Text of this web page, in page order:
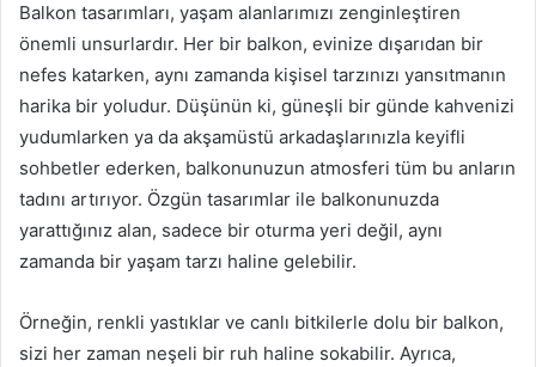
Balkon tasarımları, yaşam alanlarımızı zenginleştiren
önemli unsurlardır. Her bir balkon, evinize dışarıdan bir
nefes katarken, aynı zamanda kişisel tarzınızı yansıtmanın
harika bir yoludur. Düşünün ki, güneşli bir günde kahvenizi
yudumlarken ya da akşamüstü arkadaşlarınızla keyifli
sohbetler ederken, balkonunuzun atmosferi tüm bu anların
tadını artırıyor. Özgün tasarımlar ile balkonunuzda
yarattığınız alan, sadece bir oturma yeri değil, aynı
zamanda bir yaşam tarzı haline gelebilir.
Örneğin, renkli yastıklar ve canlı bitkilerle dolu bir balkon,
sizi her zaman neşeli bir ruh haline sokabilir. Ayrıca,